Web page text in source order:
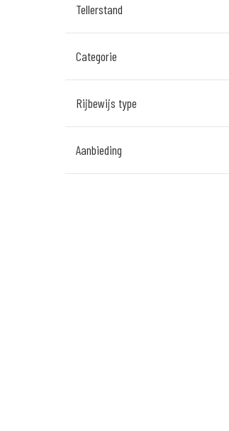
Den Bosch
Hillegom
Leek
Leeuwarden
Tellerstand
Categorie
Rijbewijs type
Aanbieding